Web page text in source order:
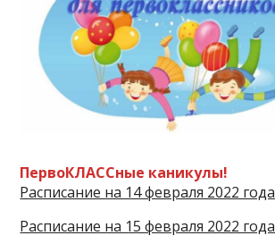
ПервоКЛАССные каникулы!
Расписание на 14 февраля 2022 года
Расписание на 15 февраля 2022 года